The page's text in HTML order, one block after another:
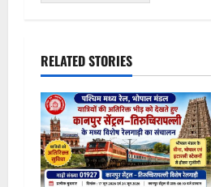
RELATED STORIES